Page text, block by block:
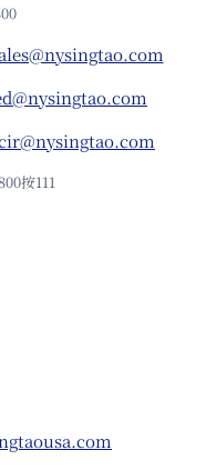
按111